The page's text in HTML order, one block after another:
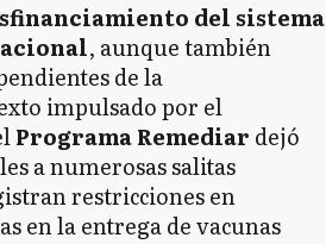
del sistema
, aunque también
de la
impulsado por el
Programa Remediar dejó
a numerosas salitas
restricciones en
en la entrega de vacunas